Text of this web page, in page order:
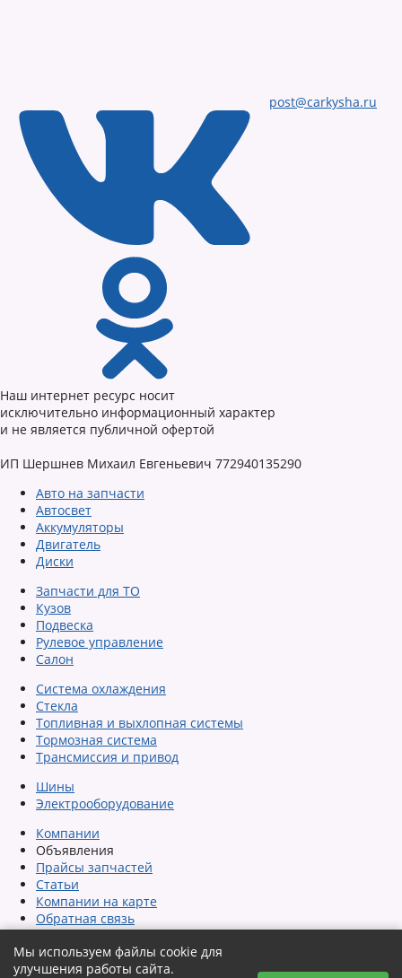
Мы используем файлы cookie для
улучшения работы сайта.
post@carkysha.ru
Наш интернет ресурс носит
исключительно информационный характер
и не является публичной офертой
ИП Шершнев Михаил Евгеньевич 772940135290
Авто на запчасти
Автосвет
Аккумуляторы
Двигатель
Диски
Запчасти для ТО
Кузов
Подвеска
Рулевое управление
Салон
Система охлаждения
Стекла
Топливная и выхлопная системы
Тормозная система
Трансмиссия и привод
Шины
Электрооборудование
Компании
Объявления
Прайсы запчастей
Статьи
Компании на карте
Обратная связь
Сообщить об ошибке
Карта сайта
Помощь